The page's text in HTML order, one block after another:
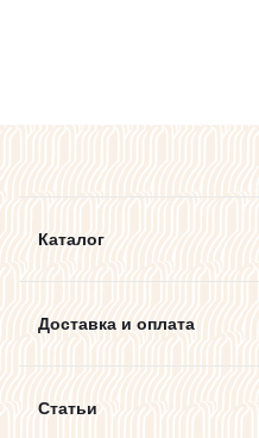
Каталог
Доставка и оплата
Статьи